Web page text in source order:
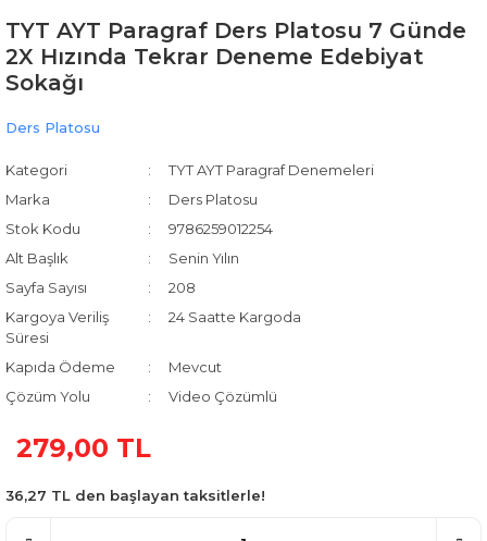
TYT AYT Paragraf Ders Platosu 7 Günde
2X Hızında Tekrar Deneme Edebiyat
Sokağı
Ders Platosu
Kategori
TYT AYT Paragraf Denemeleri
Marka
Ders Platosu
Stok Kodu
9786259012254
Alt Başlık
Senin Yılın
Sayfa Sayısı
208
Kargoya Veriliş
Süresi
24 Saatte Kargoda
Kapıda Ödeme
Mevcut
Çözüm Yolu
Video Çözümlü
279,00 TL
36,27 TL den başlayan taksitlerle!